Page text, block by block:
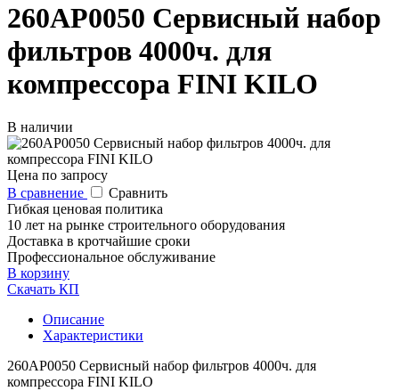
260AP0050 Сервисный набор
фильтров 4000ч. для
компрессора FINI KILO
В наличии
Цена по запросу
В сравнение
Сравнить
Гибкая ценовая политика
10 лет на рынке строительного оборудования
Доставка в кротчайшие сроки
Профессиональное обслуживание
В корзину
Скачать КП
Описание
Характеристики
260AP0050 Сервисный набор фильтров 4000ч. для
компрессора FINI KILO